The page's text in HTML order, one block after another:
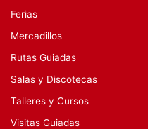
Ferias
Mercadillos
Rutas Guiadas
Salas y Discotecas
Talleres y Cursos
Visitas Guiadas